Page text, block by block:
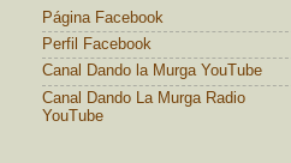
Página Facebook
Perfil Facebook
Canal Dando la Murga YouTube
Canal Dando La Murga Radio
YouTube